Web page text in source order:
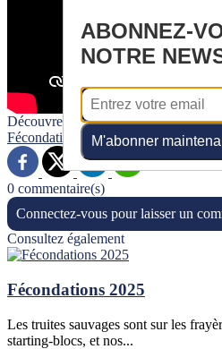
Découvrez davantage d'articles sur
Fécondation
Pisciculture
0 commentaire(s)
Connectez-vous pour laisser un
Consultez également
Fécondations 2025
Les truites sauvages sont sur les
starting-blocs, et nos...
ABONNEZ-
NOTRE
M'abonner